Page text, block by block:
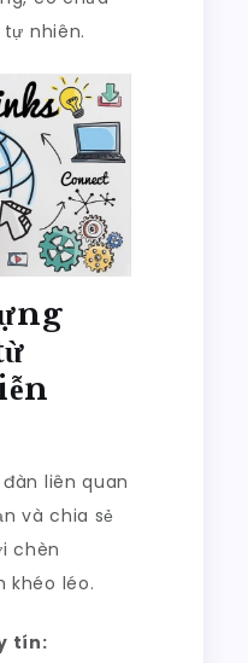
nhiên.
liên quan
và chia sẻ
chèn
khéo léo.
tín: